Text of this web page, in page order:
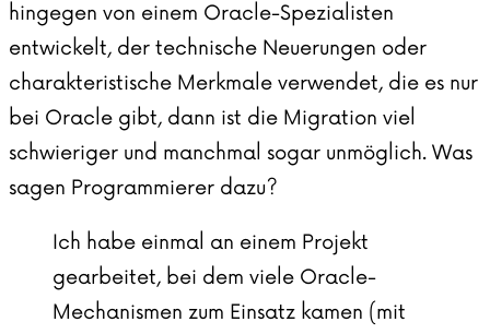
hingegen von einem Oracle-Spezialisten
entwickelt, der technische Neuerungen oder
charakteristische Merkmale verwendet, die es nur
bei Oracle gibt, dann ist die Migration viel
schwieriger und manchmal sogar unmöglich. Was
sagen Programmierer dazu?
Ich habe einmal an einem Projekt
gearbeitet, bei dem viele Oracle-
Mechanismen zum Einsatz kamen (mit